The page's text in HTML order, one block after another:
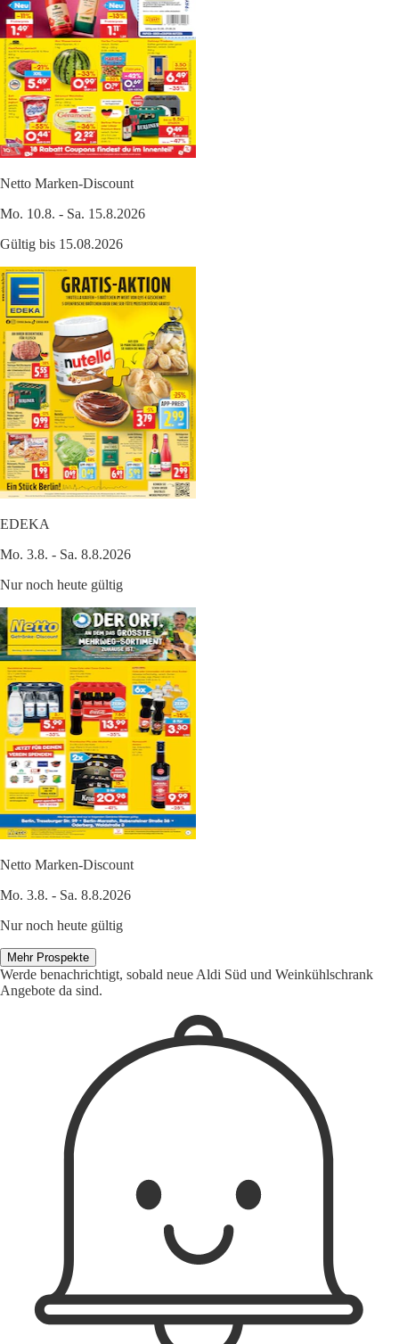
Netto Marken-Discount
Mo. 10.8. - Sa. 15.8.2026
Gültig bis 15.08.2026
EDEKA
Mo. 3.8. - Sa. 8.8.2026
Nur noch heute gültig
Netto Marken-Discount
Mo. 3.8. - Sa. 8.8.2026
Nur noch heute gültig
Mehr Prospekte
Werde benachrichtigt, sobald neue Aldi Süd und Weinkühlschrank
Angebote da sind.